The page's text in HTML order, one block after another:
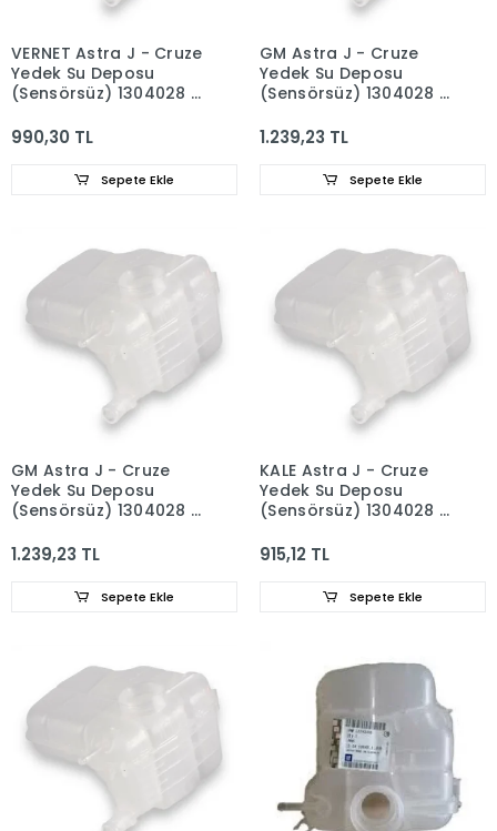
VERNET Astra J - Cruze
Yedek Su Deposu
(Sensörsüz) 1304028 -
990,30 TL
Sepete Ekle
GM Astra J - Cruze
Yedek Su Deposu
(Sensörsüz) 1304028 -
1.239,23 TL
Sepete Ekle
GM Astra J - Cruze
Yedek Su Deposu
(Sensörsüz) 1304028 -
1.239,23 TL
Sepete Ekle
KALE Astra J - Cruze
Yedek Su Deposu
(Sensörsüz) 1304028 -
915,12 TL
Sepete Ekle